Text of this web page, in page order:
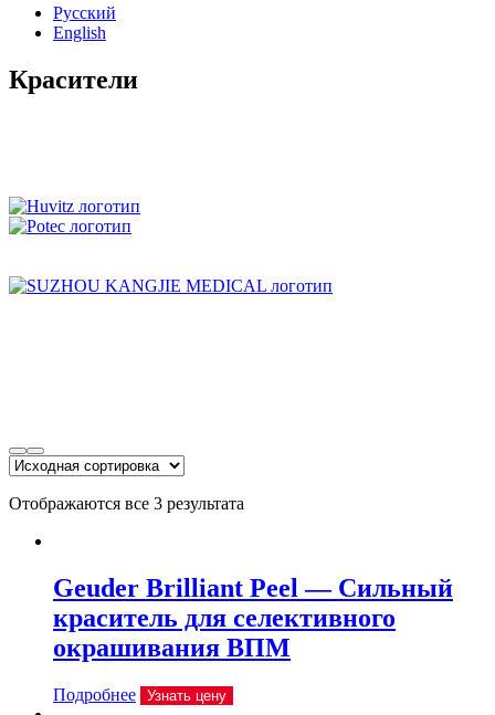
Русский
English
Красители
Отображаются все 3 результата
Geuder Brilliant Peel — Сильный
краситель для селективного
окрашивания ВПМ
Подробнее Узнать цену